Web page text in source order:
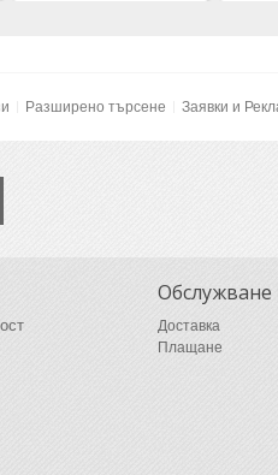
Разширено търсене Заявки и
Обслужване
Доставка
Плащане